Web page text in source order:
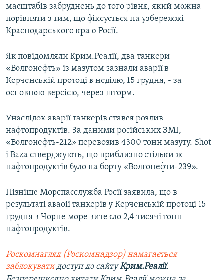
масштабів забруднень до того рівня, який можна
порівняти з тим, що фіксується на узбережжі
Краснодарського краю Росії.
Як повідомляли Крим.Реалії, два танкери
«Волгонефть» із мазутом зазнали аварії в
Керченській протоці в неділю, 15 грудня, - за
основною версією, через шторм.
Унаслідок аварії танкерів стався розлив
нафтопродуктів. За даними російських ЗМІ,
«Волгонефть-212» перевозив 4300 тонн мазуту. Shot
і Baza стверджують, що приблизно стільки ж
нафтопродуктів було на борту «Волгонефти-239».
Пізніше Морспасслужба Росії заявила, що в
результаті аваоії танкерів у Керченській протоці 15
грудня в Чорне море витекло 2,4 тисячі тонн
нафтопродуктів.
Роскомнагляд (Роскомнадзор) намагається
заблокуватидоступ до сайтуКрим.Реалії.